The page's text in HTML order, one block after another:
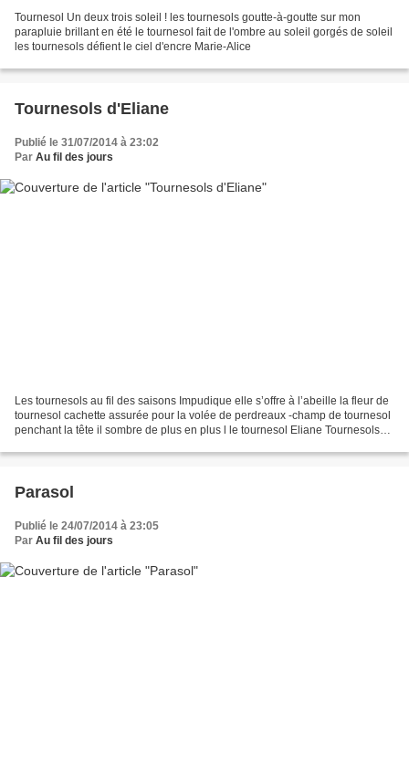
Tournesol Un deux trois soleil ! les tournesols goutte-à-goutte sur mon
parapluie brillant en été le tournesol fait de l'ombre au soleil gorgés de soleil
les tournesols défient le ciel d'encre Marie-Alice
Tournesols d'Eliane
Publié le 31/07/2014 à 23:02
Par Au fil des jours
Les tournesols au fil des saisons Impudique elle s’offre à l’abeille la fleur de
tournesol cachette assurée pour la volée de perdreaux -champ de tournesol
penchant la tête il sombre de plus en plus l le tournesol Eliane Tournesols
Parasol
Publié le 24/07/2014 à 23:05
Par Au fil des jours